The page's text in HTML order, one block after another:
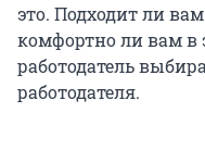
это. Подходит ли
комфортно ли вам в
работодатель
работодателя.